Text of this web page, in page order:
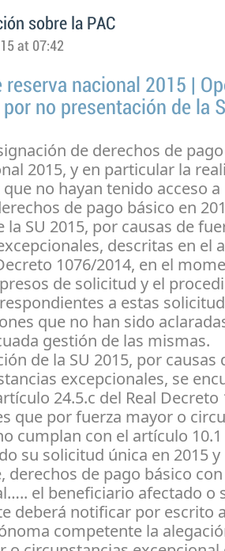
sobre la PAC
at 07:42
nacional 2015 |
no presentación de la
de derechos de
2015, y en particular la
no hayan tenido acceso
de pago básico en
la SU 2015, por causas de
descritas en el
1076/2014, en el
de solicitud y el
a estas
que no han sido
gestión de las mismas.
de la SU 2015, por causas
excepcionales, se
24.5.c del Real
que por fuerza mayor o
cumplan con el artículo
su solicitud única en 2015
derechos de pago básico
el beneficiario afectado o
deberá notificar por escrito
competente la